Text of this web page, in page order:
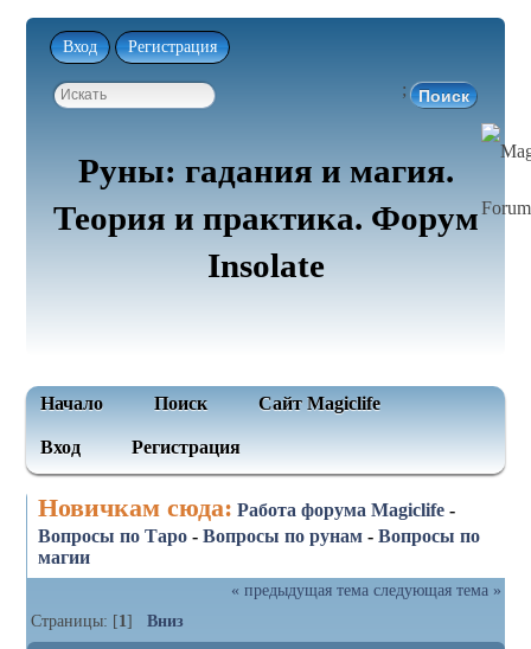
Вход Регистрация
;
Руны: гадания и магия.
Теория и практика. Форум
Insolate
Начало Поиск Сайт Magiclife
Вход Регистрация
Новичкам сюда: Работа форума Magiclife -
Вопросы по Таро -Вопросы по рунам -Вопросы по
магии
« предыдущая тема следующая тема »
Страницы: [1]Вниз